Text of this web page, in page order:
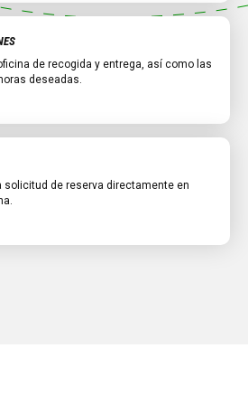
de recogida y entrega, así como las
deseadas.
solicitud de reserva directamente en